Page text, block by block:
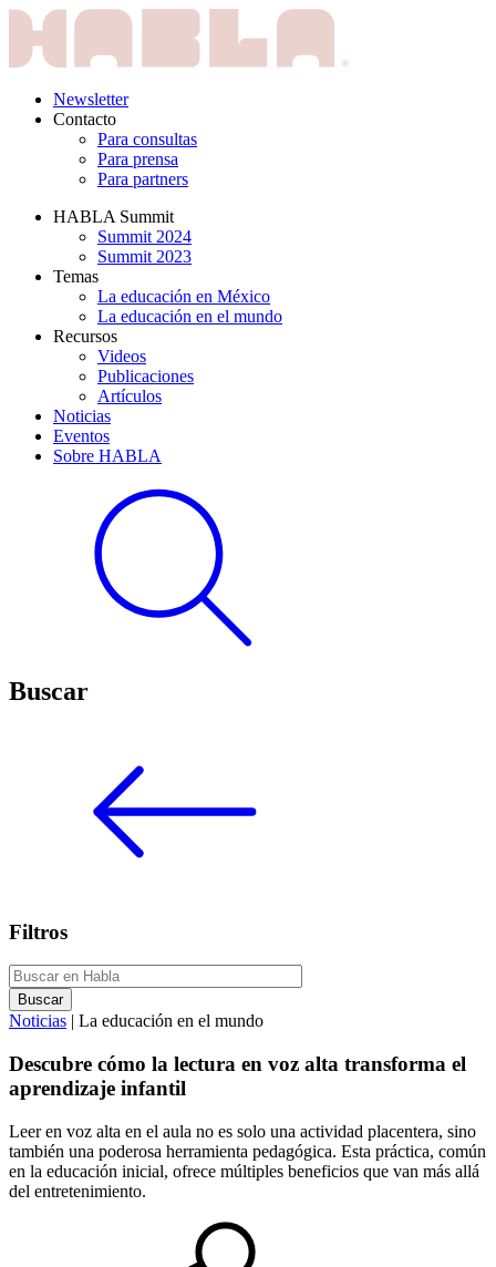
Newsletter
Contacto
Para consultas
Para prensa
Para partners
HABLA Summit
Summit 2024
Summit 2023
Temas
La educación en México
La educación en el mundo
Recursos
Videos
Publicaciones
Artículos
Noticias
Eventos
Sobre HABLA
Buscar
Filtros
Noticias | La educación en el mundo
Descubre cómo la lectura en voz alta transforma el
aprendizaje infantil
Leer en voz alta en el aula no es solo una actividad placentera, sino
también una poderosa herramienta pedagógica. Esta práctica, común
en la educación inicial, ofrece múltiples beneficios que van más allá
del entretenimiento.